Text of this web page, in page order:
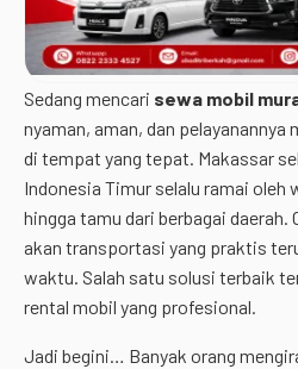
Sedang mencari sewa mobil
nyaman, aman, dan pelayanannya
di tempat yang tepat. Makassar
Indonesia Timur selalu ramai
hingga tamu dari berbagai daerah.
akan transportasi yang praktis
waktu. Salah satu solusi terbaik
rental mobil yang profesional.
Jadi begini… Banyak orang